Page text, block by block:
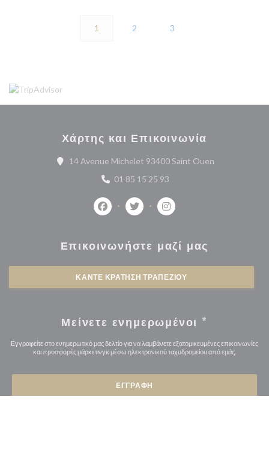
1 2 3
Χάρτης και Επικοινωνία
14 Avenue Michelet 93400 Saint Ouen((ανοίγει σε
01 85 15 25 93
Facebook ((ανοίγει σε νέο παράθυρο))
Twitter ((ανοίγει σε νέο
Instagram ((ανοίγει σε
Επικοινωνήστε μαζί μας
ΚΆΝΤΕ ΚΡΆΤΗΣΗ ΤΡΑΠΕΖΙΟΎ
Μείνετε ενημερωμένοι *
Εγγραφείτε στο ενημερωτικό μας δελτίο για να λαμβάνετε εξατομικευμένες επικοινωνίες
και προσφορές μάρκετινγκ μέσω ηλεκτρονικού ταχυδρομείου από εμάς.
ΕΓΓΡΑΦΉ